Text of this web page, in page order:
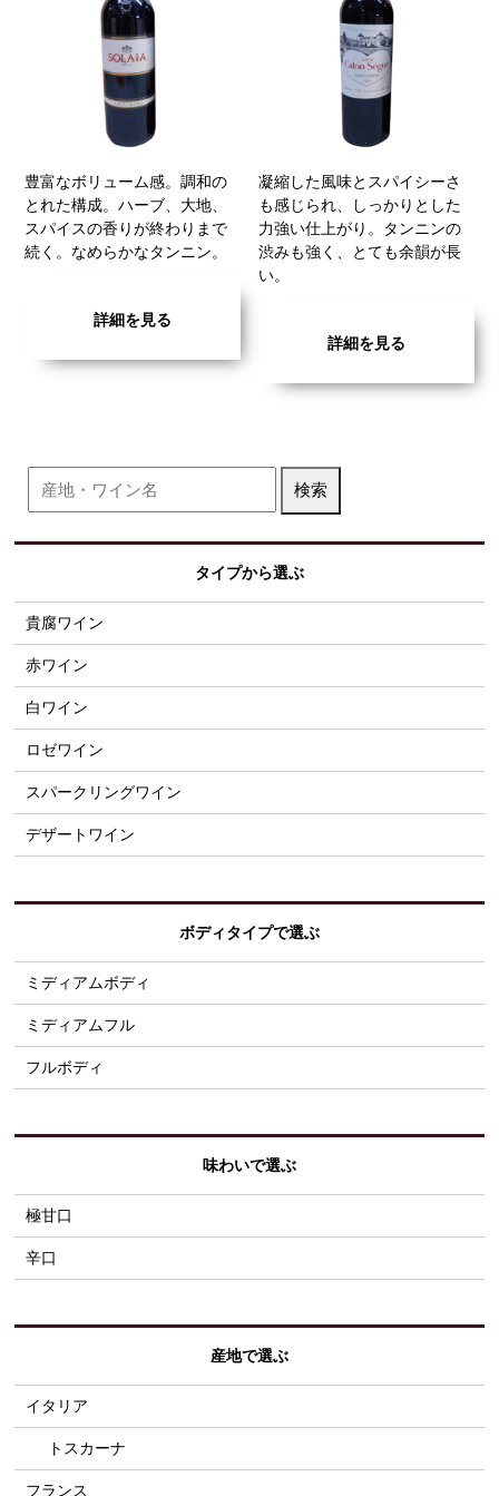
豊富なボリューム感。調和の
とれた構成。ハーブ、大地、
スパイスの香りが終わりまで
続く。なめらかなタンニン。
詳細を見る
凝縮した風味とスパイシーさ
も感じられ、しっかりとした
力強い仕上がり。タンニンの
渋みも強く、とても余韻が長
い。
詳細を見る
タイプから選ぶ
貴腐ワイン
赤ワイン
白ワイン
ロゼワイン
スパークリングワイン
デザートワイン
ボディタイプで選ぶ
ミディアムボディ
ミディアムフル
フルボディ
味わいで選ぶ
極甘口
辛口
産地で選ぶ
イタリア
トスカーナ
フランス